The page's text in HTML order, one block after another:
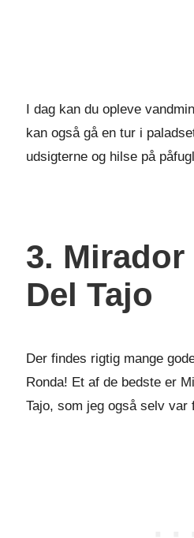
I dag kan du opleve
kan også gå en tur i
udsigterne og hilse på
3. Mirador
Del Tajo
Der findes rigtig mange
Ronda! Et af de bedste er
Tajo, som jeg også selv var